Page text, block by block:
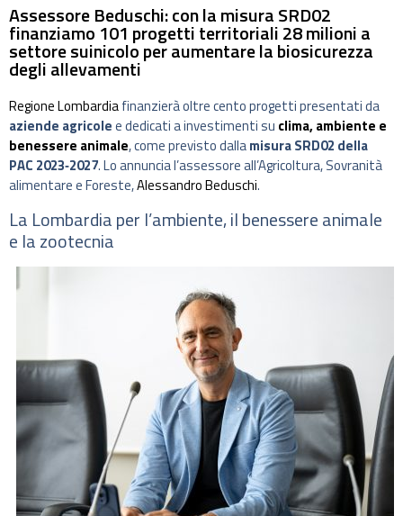
Assessore Beduschi: con la misura SRD02
finanziamo 101 progetti territoriali 28 milioni a
settore suinicolo per aumentare la biosicurezza
degli allevamenti
Regione Lombardiafinanzierà oltre cento progetti presentati da
aziende agricolee dedicati a investimenti su clima, ambiente e
benessere animale, come previsto dallamisura SRD02 della
PAC 2023‑2027. Lo annuncia l’assessore all’Agricoltura, Sovranità
alimentare e Foreste,Alessandro Beduschi.
La Lombardia per l’ambiente, il benessere animale
e la zootecnia